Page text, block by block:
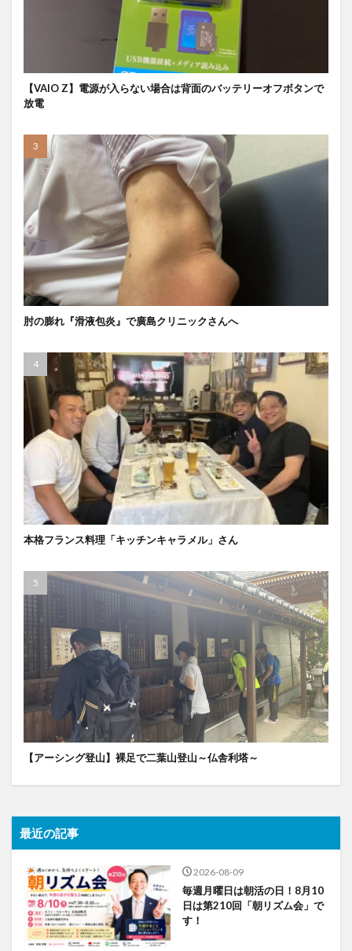
【VAIO Z】電源が入らない場合は背面のバッテリーオフボタンで
放電
肘の膨れ『滑液包炎』で廣島クリニックさんへ
本格フランス料理「キッチンキャラメル」さん
【アーシング登山】裸足で二葉山登山～仏舎利塔～
最近の記事
2026-08-09
毎週月曜日は朝活の日！8月10
日は第210回「朝リズム会」で
す！